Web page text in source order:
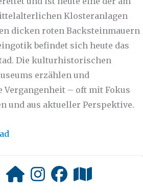
Klosteranlagen
dicken roten Backsteinmauern
befindet sich heute das
Die kulturhistorischen
erzählen und
Vergangenheit – oft mit Fokus
und aus aktueller Perspektive.